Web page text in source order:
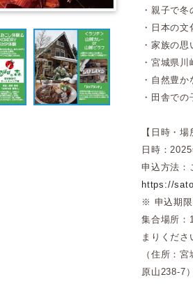
・親子で
・日本の文
・家族の思
・宮城県川
・自然豊か
・田舎での
【日時・場
日時：
申込方法：
https://
※ 申込期
集合場所：
まりくださ
（住所：
原山238-7）